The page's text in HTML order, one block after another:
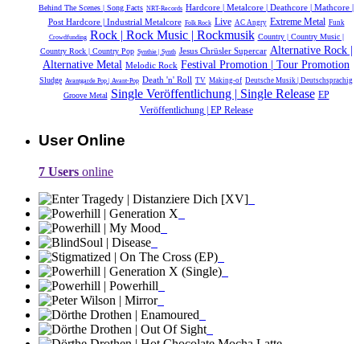
Behind The Scenes | Song Facts NRT-Records Hardcore | Metalcore | Deathcore | Mathcore |
Post Hardcore | Industrial Metalcore Folk Rock Live AC Angry Extreme Metal Funk
Crowdfunding Rock | Rock Music | Rockmusik Country | Country Music |
Country Rock | Country Pop Synthie | Synth Jesus Chrüsler Supercar Alternative Rock |
Alternative Metal Melodic Rock Festival Promotion | Tour Promotion
Sludge Avantgarde Pop | Avant-Pop Death 'n' Roll TV Making-of Deutsche Musik |‎ Deutschsprachig
Groove Metal Single Veröffentlichung | Single Release EP
Veröffentlichung | EP Release
User Online
7 Users online